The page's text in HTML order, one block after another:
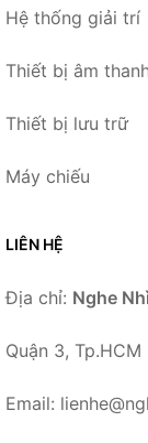
Hệ thống giải trí
Thiết bị âm
Thiết bị lưu trữ
Máy chiếu
LIÊN HỆ
Địa chỉ: Nghe
Quận 3, Tp.HCM
Email: